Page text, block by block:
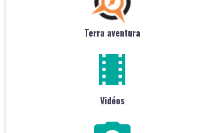
Terra aventura
Vidéos